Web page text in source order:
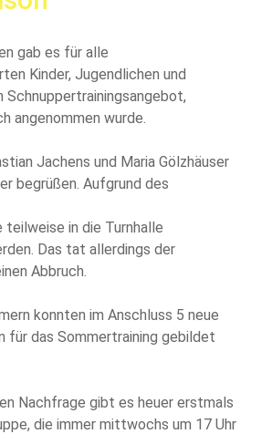
gab es für alle
Kinder, Jugendlichen und
Schnuppertrainingsangebot,
angenommen wurde.
Jachens und Maria Gölzhäuser
begrüßen. Aufgrund des
in die Turnhalle
Das tat allerdings der
Abbruch.
konnten im Anschluss 5 neue
für das Sommertraining gebildet
Nachfrage gibt es heuer erstmals
die immer mittwochs um 17 Uhr